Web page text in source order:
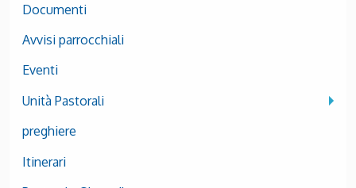
Documenti
Avvisi parrocchiali
Eventi
Unità Pastorali
preghiere
Itinerari